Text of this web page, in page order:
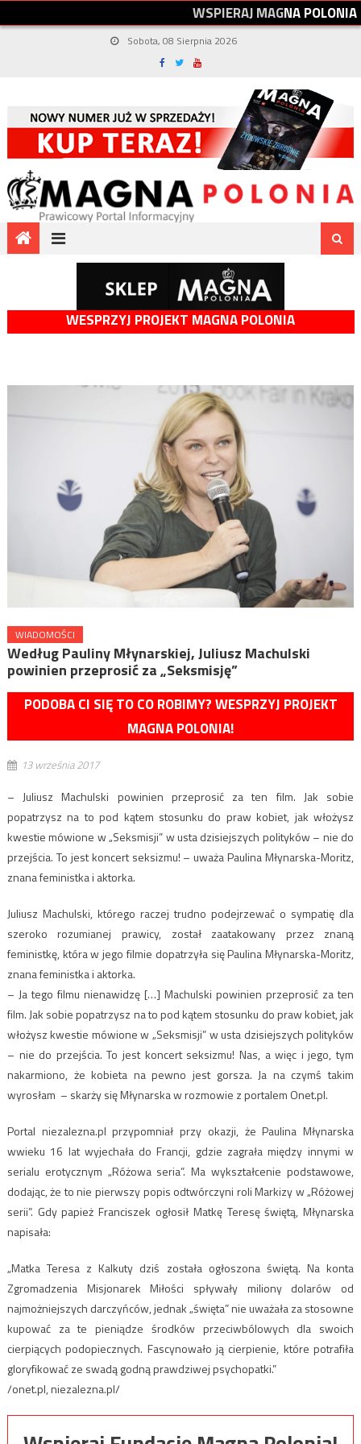
WSPIERAJMAGNAPOLONIA
Sobota, 08 Sierpnia 2026
WESPRZYJ PROJEKT MAGNA POLONIA
WIADOMOŚCI
Według Pauliny Młynarskiej, Juliusz Machulski
powinien przeprosić za „Seksmisję”
PODOBA CI SIĘ TO CO ROBIMY? WESPRZYJ PROJEKT
MAGNA POLONIA!
13 września 2017
– Juliusz Machulski powinien przeprosić za ten film. Jak sobie
popatrzysz na to pod kątem stosunku do praw kobiet, jak włożysz
kwestie mówione w „Seksmisji” w usta dzisiejszych polityków – nie do
przejścia. To jest koncert seksizmu! – uważa Paulina Młynarska-Moritz,
znana feministka i aktorka.
Juliusz Machulski, którego raczej trudno podejrzewać o sympatię dla
szeroko rozumianej prawicy, został zaatakowany przez znaną
feministkę, która w jego filmie dopatrzyła się Paulina Młynarska-Moritz,
znana feministka i aktorka.
– Ja tego filmu nienawidzę […] Machulski powinien przeprosić za ten
film. Jak sobie popatrzysz na to pod kątem stosunku do praw kobiet, jak
włożysz kwestie mówione w „Seksmisji” w usta dzisiejszych polityków
– nie do przejścia. To jest koncert seksizmu! Nas, a więc i jego, tym
nakarmiono, że kobieta na pewno jest gorsza. Ja na czymś takim
wyrosłam – skarży się Młynarska w rozmowie z portalem Onet.pl.
Portal niezalezna.pl przypomniał przy okazji, że Paulina Młynarska
wwieku 16 lat wyjechała do Francji, gdzie zagrała między innymi w
serialu erotycznym „Różowa seria”. Ma wykształcenie podstawowe,
dodając, że to nie pierwszy popis odtwórczyni roli Markizy w „Różowej
serii”. Gdy papież Franciszek ogłosił Matkę Teresę świętą, Młynarska
napisała:
„Matka Teresa z Kalkuty dziś została ogłoszona świętą. Na konta
Zgromadzenia Misjonarek Miłości spływały miliony dolarów od
najmożniejszych darczyńców, jednak „święta” nie uważała za stosowne
kupować za te pieniądze środków przeciwbólowych dla swoich
cierpiących podopiecznych. Fascynowało ją cierpienie, które potrafiła
gloryfikować ze swadą godną prawdziwej psychopatki.”
/onet.pl, niezalezna.pl/